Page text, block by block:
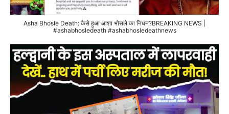
Asha Bhosle Death: कैसे हुआ आशा भोसले का निधन?BREAKING NEWS |
#ashabhosledeath #ashabhosledeathnews